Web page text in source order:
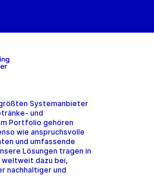
Systemanbieter
und
Portfolio gehören
wie anspruchsvolle
und umfassende
Lösungen tragen in
weltweit dazu bei,
nachhaltiger und